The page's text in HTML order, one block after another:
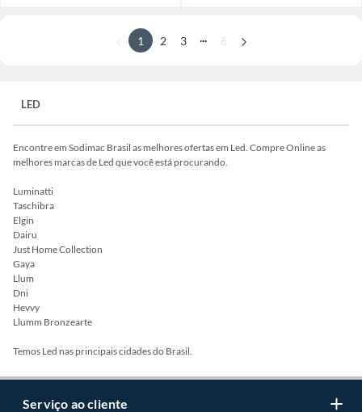
1 2 3 6
LED
Encontre em Sodimac Brasil as melhores ofertas em Led. Compre Online as
melhores marcas de Led que você está procurando.
Luminatti
Taschibra
Elgin
Dairu
Just Home Collection
Gaya
Llum
Dni
Hevvy
Llumm Bronzearte
Temos Led nas principais cidades do Brasil.
Serviço ao cliente